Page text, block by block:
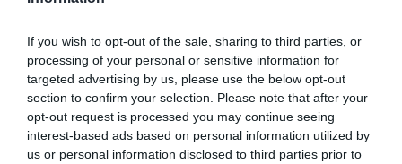
If you wish to opt-out of the sale, sharing to third parties, or
processing of your personal or sensitive information for
targeted advertising by us, please use the below opt-out
section to confirm your selection. Please note that after your
opt-out request is processed you may continue seeing
interest-based ads based on personal information utilized by
us or personal information disclosed to third parties prior to
previous post
L’aspetto fisico dei liberali è un argomento di cui vale la pena
ragionare